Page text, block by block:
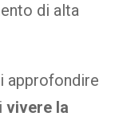
di alta
approfondire
vivere la